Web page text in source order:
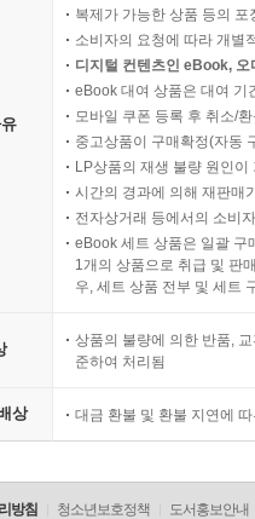
복제가 가능한 상품 등의
소비자의 요청에 따라 개별
디지털 컨텐츠인 eBook,
eBook 대여 상품은 대여 기
모바일 쿠폰 등록 후 취소/
중고상품이 구매확정(자동
LP상품의 재생 불량 원인
시간의 경과에 의해 재판매
전자상거래 등에서의 소비
eBook 세트 상품은 일괄 구
1개의 상품으로 취급 및 판
우, 세트 상품 전부 및 세트
상품의 불량에 의한 반품,
준하여 처리됨
상 대금 환불 및 환불 지연에
방침 청소년보호정책 도서홍보안내